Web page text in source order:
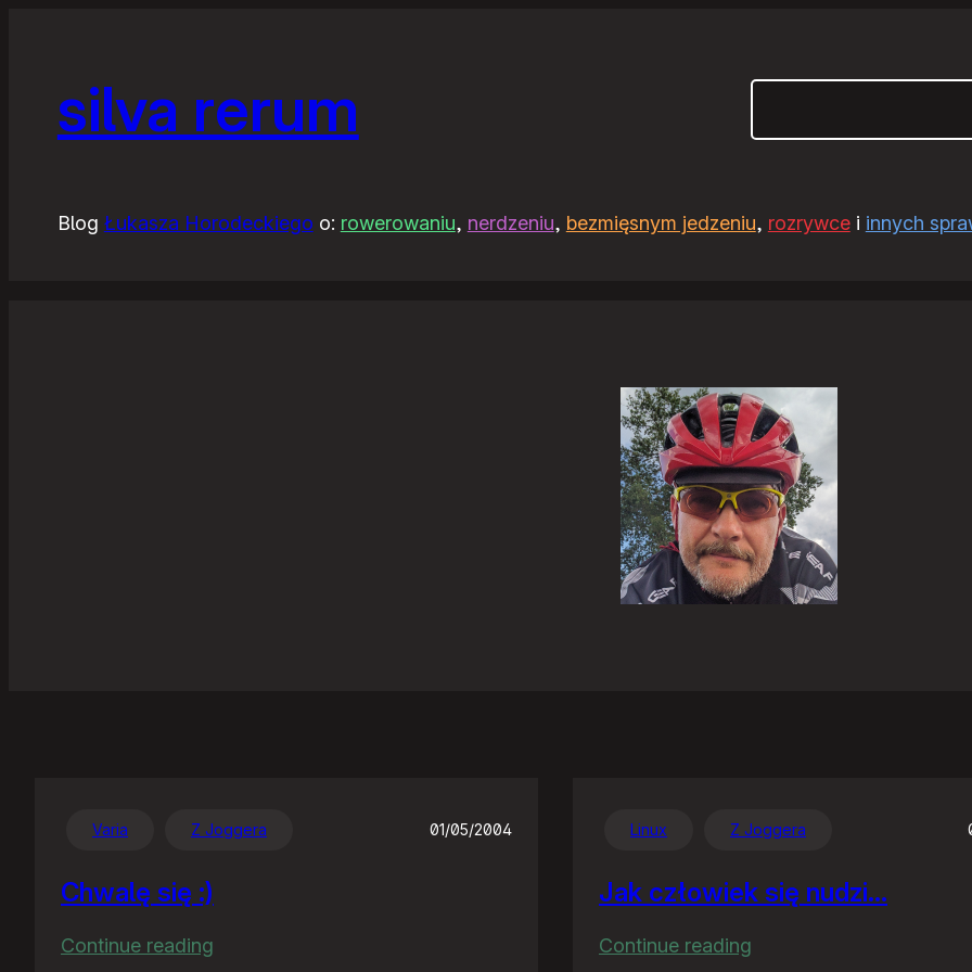
silva rerum
Blog Łukasza Horodeckiego o: rowerowaniu, nerdzeniu, bezmięsnym jedzeniu, rozrywcei innych
Varia Z Joggera 01/05/2004
Chwalę się :)
Continue reading
Linux Z Joggera
Jak człowiek się nudzi…
Continue reading